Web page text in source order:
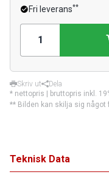
Fri leverans**
Skriv ut
Dela
* nettopris | bruttopris inkl.
** Bilden kan skilja sig något
Teknisk Data